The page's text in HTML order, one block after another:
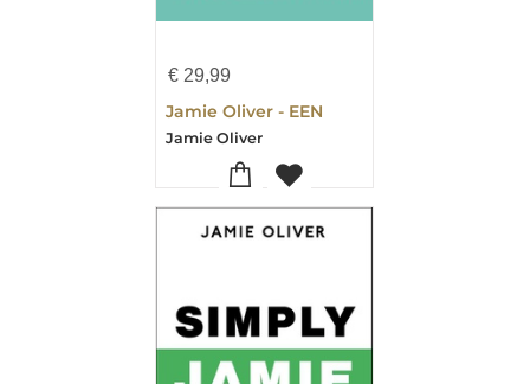
€ 29,99
Jamie Oliver - EEN
Jamie Oliver